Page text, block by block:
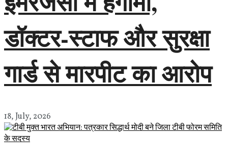
डॉक्टर-स्टाफ और सुरक्षा
गार्ड से मारपीट का आरोप
18, July, 2026